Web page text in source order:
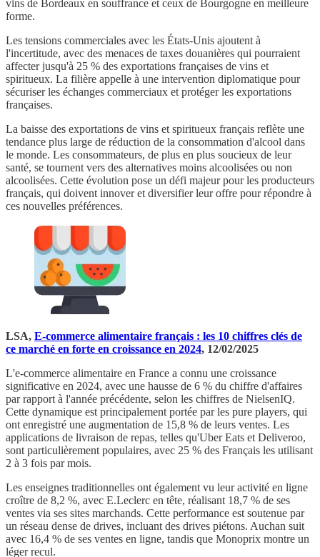
vins de Bordeaux en souffrance et ceux de Bourgogne en meilleure
forme.
Les tensions commerciales avec les États-Unis ajoutent à
l'incertitude, avec des menaces de taxes douanières qui pourraient
affecter jusqu'à 25 % des exportations françaises de vins et
spiritueux. La filière appelle à une intervention diplomatique pour
sécuriser les échanges commerciaux et protéger les exportations
françaises.
La baisse des exportations de vins et spiritueux français reflète une
tendance plus large de réduction de la consommation d'alcool dans
le monde. Les consommateurs, de plus en plus soucieux de leur
santé, se tournent vers des alternatives moins alcoolisées ou non
alcoolisées. Cette évolution pose un défi majeur pour les producteurs
français, qui doivent innover et diversifier leur offre pour répondre à
ces nouvelles préférences.
LSA, E-commerce alimentaire français : les 10 chiffres clés de
ce marché en forte en croissance en 2024, 12/02/2025
L'e-commerce alimentaire en France a connu une croissance
significative en 2024, avec une hausse de 6 % du chiffre d'affaires
par rapport à l'année précédente, selon les chiffres de NielsenIQ.
Cette dynamique est principalement portée par les pure players, qui
ont enregistré une augmentation de 15,8 % de leurs ventes. Les
applications de livraison de repas, telles qu'Uber Eats et Deliveroo,
sont particulièrement populaires, avec 25 % des Français les utilisant
2 à 3 fois par mois.
Les enseignes traditionnelles ont également vu leur activité en ligne
croître de 8,2 %, avec E.Leclerc en tête, réalisant 18,7 % de ses
ventes via ses sites marchands. Cette performance est soutenue par
un réseau dense de drives, incluant des drives piétons. Auchan suit
avec 16,4 % de ses ventes en ligne, tandis que Monoprix montre un
léger recul.